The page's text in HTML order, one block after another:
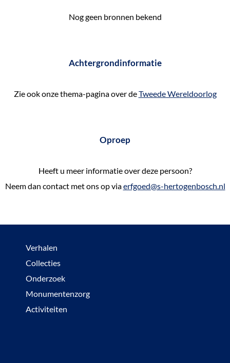
Nog geen bronnen bekend
Achtergrondinformatie
Zie ook onze thema-pagina over deTweede Wereldoorlog
Oproep
Heeft u meer informatie over deze persoon?
Neem dan contact met ons op viaerfgoed@s-hertogenbosch.nl
Verhalen
Collecties
Onderzoek
Monumentenzorg
Activiteiten